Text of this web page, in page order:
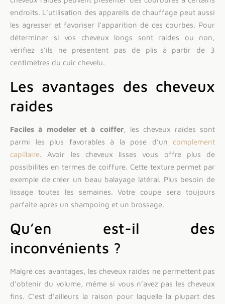
endroits. L’utilisation des appareils de chauffage peut aussi
les agresser et favoriser l’apparition de ces courbes. Pour
déterminer si vos cheveux longs sont raides ou non,
vérifiez s’ils ne présentent pas de plis à partir de 3
centimètres du cuir chevelu.
Les avantages des cheveux
raides
Faciles à modeler et à coiffer, les cheveux raides sont
parmi les plus favorables à la pose d’un complement
capillaire. Avoir les cheveux lisses vous offre plus de
possibilités en termes de coiffure. Cette texture permet par
exemple de créer un beau balayage latéral. Plus besoin de
lissage toutes les semaines. Votre coupe sera toujours
parfaite après un shampoing et un brossage.
Qu’en est-il des
inconvénients ?
Malgré ces avantages, les cheveux raides ne permettent pas
d’obtenir du volume, même si vous n’avez pas les cheveux
fins. C’est d’ailleurs la raison pour laquelle la plupart des